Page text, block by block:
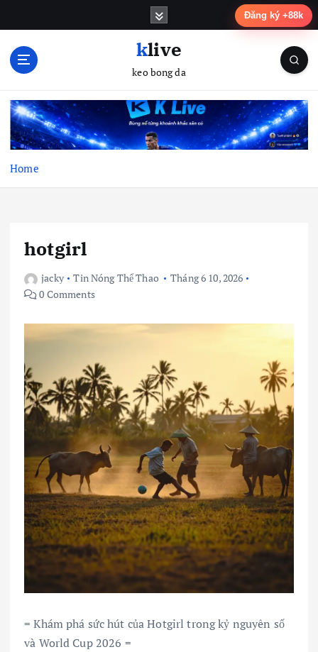
n
klive
keo bong da
Home
hotgirl
jacky Tin Nóng Thể Thao
Tháng 6 10, 2026
0 Comments
= Khám phá sức hút của Hotgirl trong kỷ nguyên số
và World Cup 2026 =
Đăng ký +88k